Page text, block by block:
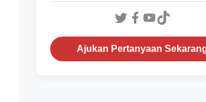
Ajukan Pertanyaan